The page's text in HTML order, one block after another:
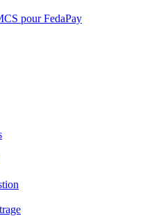
pour FedaPay